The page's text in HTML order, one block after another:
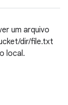
um arquivo
dir/file.txt
local.